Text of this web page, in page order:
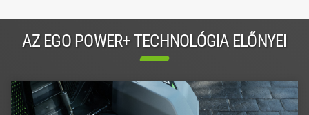
AZ EGO POWER+ TECHNOLÓGIA ELŐNYEI